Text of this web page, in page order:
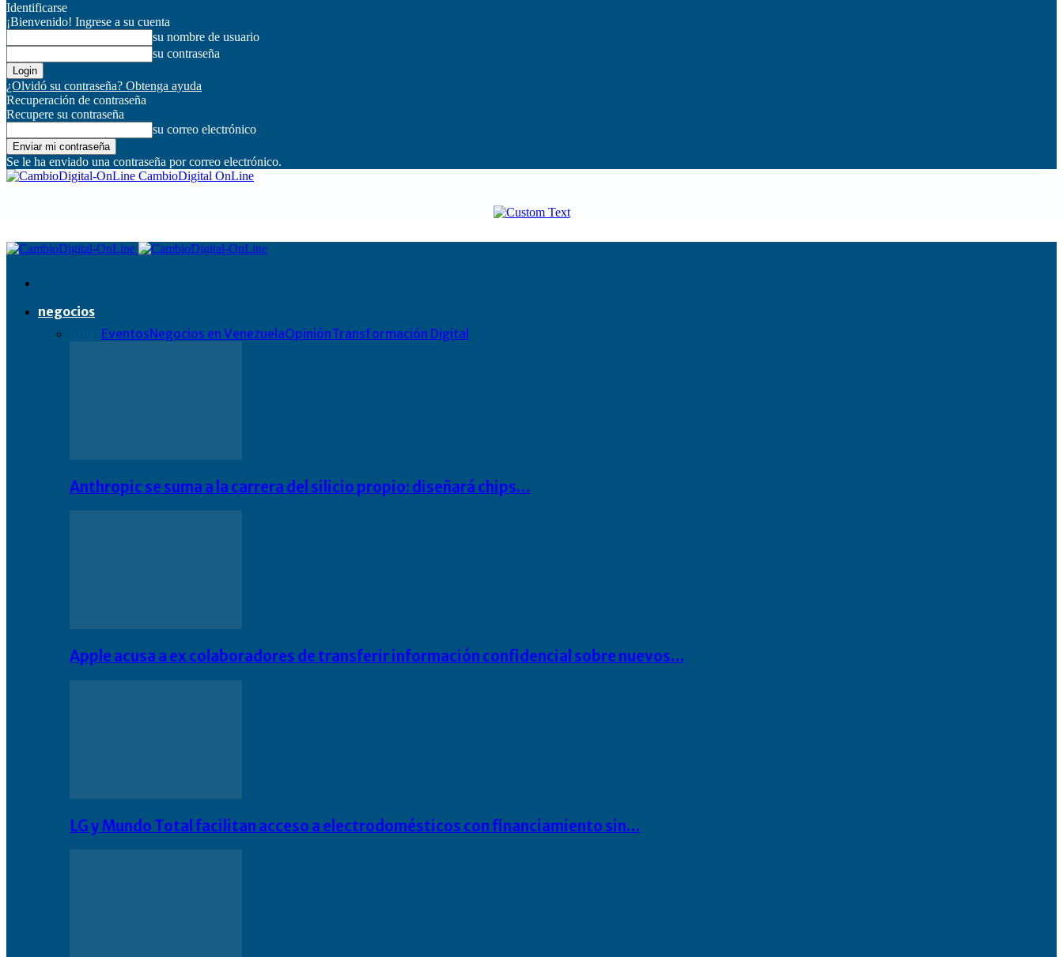
Identificarse
¡Bienvenido! Ingrese a su cuenta
su nombre de usuario
su contraseña
¿Olvidó su contraseña? Obtenga ayuda
Recuperación de contraseña
Recupere su contraseña
su correo electrónico
Se le ha enviado una contraseña por correo electrónico.
CambioDigital OnLine
negocios
EventosNegocios en VenezuelaOpiniónTransformación Digital
Anthropic se suma a la carrera del silicio propio: diseñará chips…
Apple acusa a ex colaboradores de transferir información confidencial sobre nuevos…
LG y Mundo Total facilitan acceso a electrodomésticos con financiamiento sin…